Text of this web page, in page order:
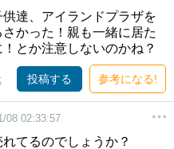
達、アイランドプラザを
かった！親も一緒に居た
とか注意しないのかね？
投稿する 参考になる!
08 02:33:57
てるのでしょうか？